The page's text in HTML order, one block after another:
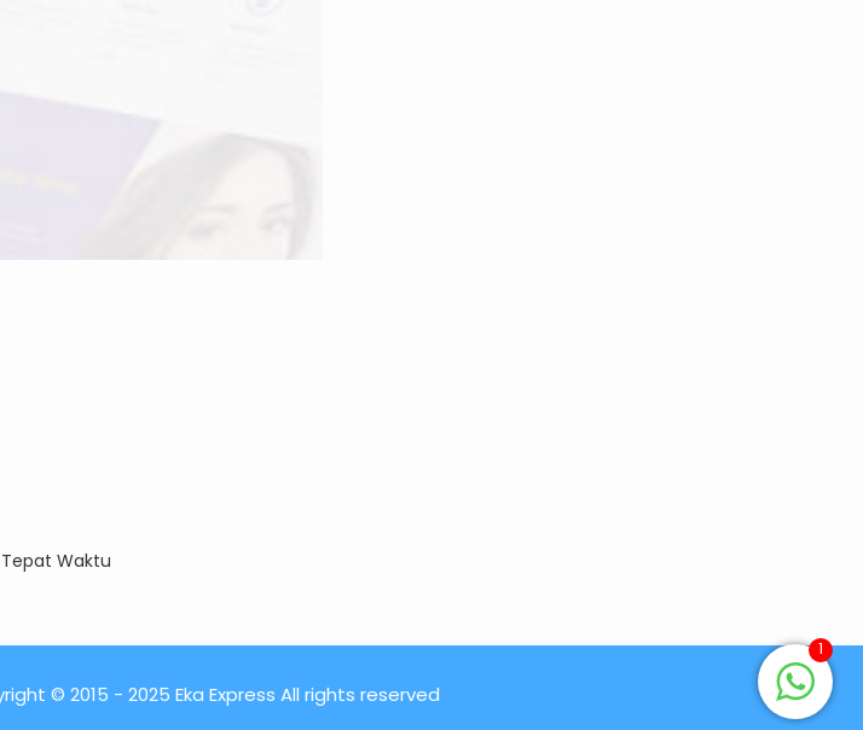
Waktu
© 2015 - 2025 Eka Express All rights reserved
1